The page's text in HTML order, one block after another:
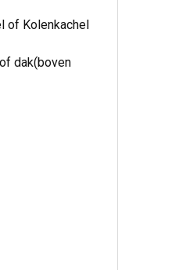
of Kolenkachel
dak(boven